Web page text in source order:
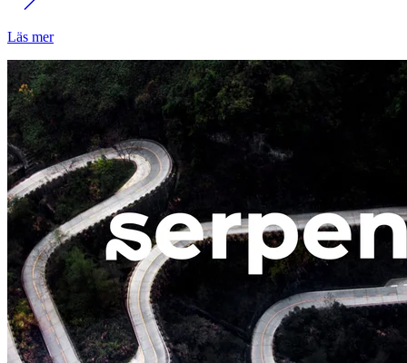
Läs mer